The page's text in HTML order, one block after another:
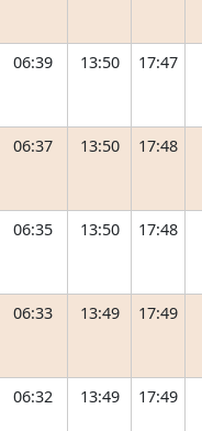
06:39 13:50 17:47
06:37 13:50 17:48
06:35 13:50 17:48
06:33 13:49 17:49
06:32 13:49 17:49